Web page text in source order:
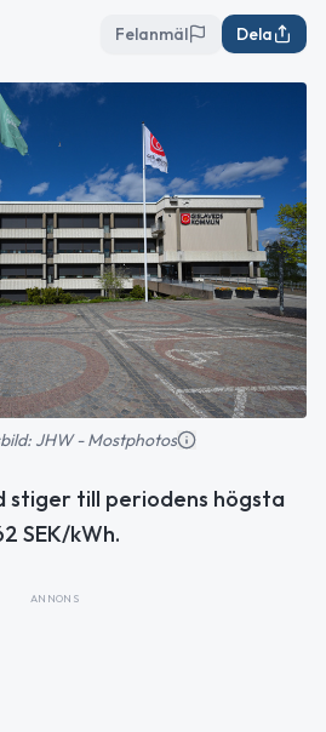
Felanmäl Dela
JHW - Mostphotos
stiger till periodens högsta
SEK/kWh.
ANNONS